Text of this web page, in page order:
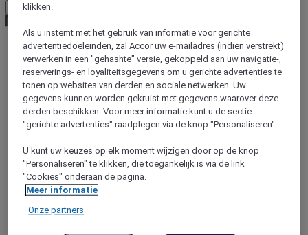
Bevestig mijn valuta
World
Europe
France
Provence-Alps-Riviera
Var
Fréjus
klikken.
Als u instemt met het gebruik van informatie voor gerichte
advertentiedoeleinden, zal Accor uw e-mailadres (indien verstrekt)
verwerken in een "gehashte" versie, gekoppeld aan uw navigatie-,
reserverings- en loyaliteitsgegevens om u gerichte advertenties te
tonen op websites van derden en sociale netwerken. Uw
gegevens kunnen worden gekruist met gegevens waarover deze
derden beschikken. Voor meer informatie kunt u de sectie
"gerichte advertenties" raadplegen via de knop "Personaliseren".
U kunt uw keuzes op elk moment wijzigen door op de knop
"Personaliseren" te klikken, die toegankelijk is via de link
"Cookies" onderaan de pagina.
Meer informatie
Onze partners